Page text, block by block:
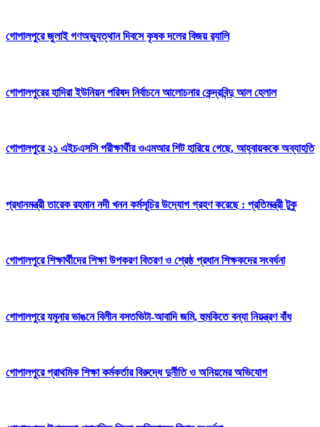
গোপালপুরে জুলাই গণঅভ্যুত্থান দিবসে কৃষক দলের বিজয় র‍্যালি
গোপালপুরের হাদিরা ইউনিয়ন পরিষদ নির্বাচনে আলোচনার কেন্দ্রবিন্দু আল হেলাল
গোপালপুরে ২১ এইচএসসি পরীক্ষার্থীর ওএমআর শিট হারিয়ে গেছে, আহ্বায়ককে অব্যাহতি
প্রধানমন্ত্রী তারেক রহমান নদী খনন কর্মসূচির উদ্যোগ গ্রহণ করেছে : প্রতিমন্ত্রী টুকু
গোপালপুরে শিক্ষার্থীদের শিক্ষা উপকরণ বিতরণ ও শ্রেষ্ঠ প্রধান শিক্ষকদের সংবর্ধনা
গোপালপুরে যমুনার ভাঙনে বিলীন বসতভিটা-আবাদি জমি, হুমকিতে বন্যা নিয়ন্ত্রণ বাঁধ
গোপালপুরে প্রাথমিক শিক্ষা কর্মকর্তার বিরুদ্ধে দুর্নীতি ও অনিয়মের অভিযোগ